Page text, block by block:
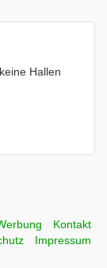
Hallen
Kontakt
Impressum